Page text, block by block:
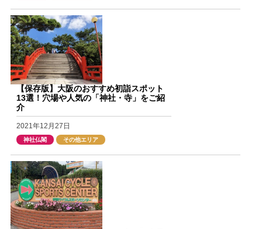
【保存版】大阪のおすすめ初詣スポット
13選！穴場や人気の「神社・寺」をご紹
介
2021年12月27日
神社仏閣 その他エリア